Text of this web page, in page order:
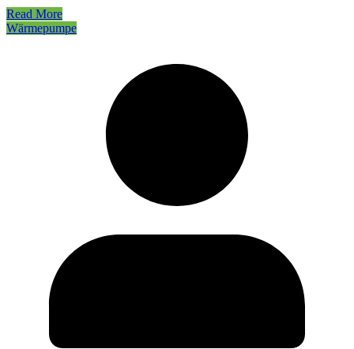
Read More
Wärmepumpe